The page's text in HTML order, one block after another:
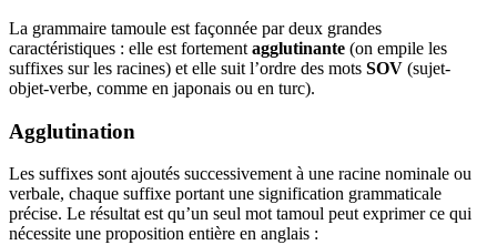
La grammaire tamoule est façonnée par deux grandes
caractéristiques : elle est fortement agglutinante (on empile les
suffixes sur les racines) et elle suit l’ordre des mots SOV (sujet-
objet-verbe, comme en japonais ou en turc).
Agglutination
Les suffixes sont ajoutés successivement à une racine nominale ou
verbale, chaque suffixe portant une signification grammaticale
précise. Le résultat est qu’un seul mot tamoul peut exprimer ce qui
nécessite une proposition entière en anglais :